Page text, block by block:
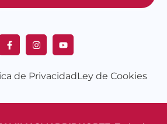
de PrivacidadLey de Cookies